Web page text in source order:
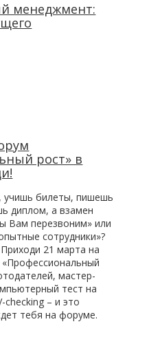
менеджмент:
рост» в
учишь билеты, пишешь
диплом, а взамен
Вам перезвоним» или
сотрудники»?
21 марта на
мастер-
тест на
– и это
тебя на форуме.